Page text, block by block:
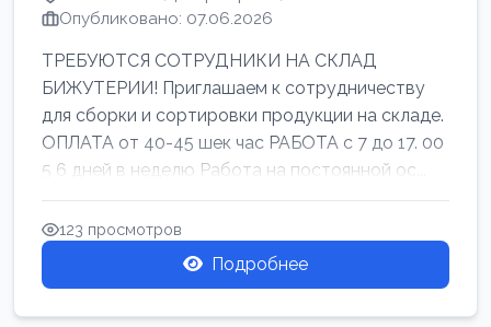
Опубликовано: 07.06.2026
ТРЕБУЮТСЯ СОТРУДНИКИ НА СКЛАД
БИЖУТЕРИИ! Приглашаем к сотрудничеству
для сборки и сортировки продукции на складе.
ОПЛАТА от 40-45 шек час РАБОТА с 7 до 17. 00
5 6 дней в неделю Работа на постоянной ос...
123 просмотров
Подробнее